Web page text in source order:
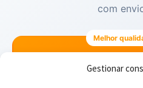
Gestionar
com
Melhor